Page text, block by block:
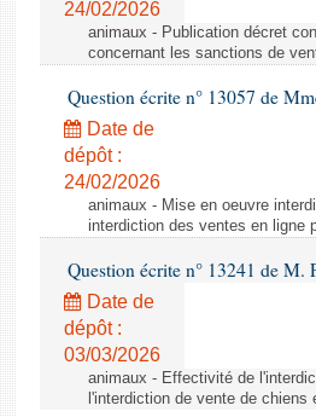
24/02/2026
animaux - Publication décret
concernant les sanctions de
Question écrite n° 13057 de
Date de
dépôt :
24/02/2026
animaux - Mise en oeuvre
interdiction des ventes en ligne
Question écrite n° 13241 de M.
Date de
dépôt :
03/03/2026
animaux - Effectivité de
l'interdiction de vente de